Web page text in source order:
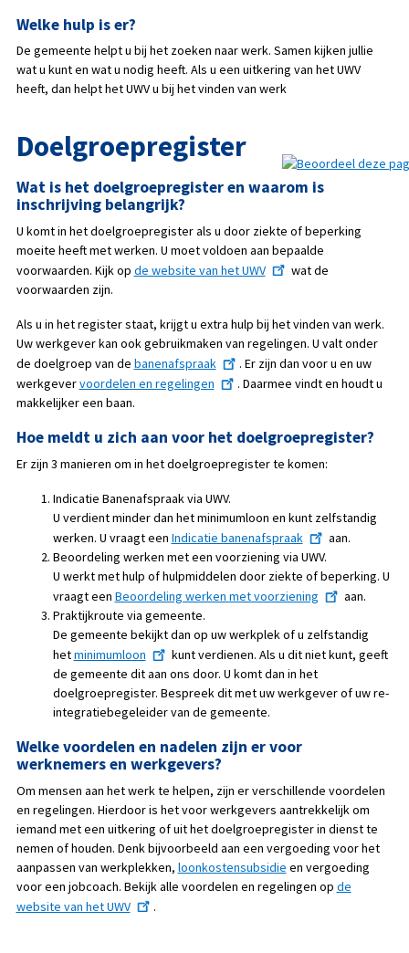
Welke hulp is er?
De gemeente helpt u bij het zoeken naar werk. Samen kijken jullie
wat u kunt en wat u nodig heeft. Als u een uitkering van het UWV
heeft, dan helpt het UWV u bij het vinden van werk
Doelgroepregister
Wat is het doelgroepregister en waarom is
inschrijving belangrijk?
U komt in het doelgroepregister als u door ziekte of beperking
moeite heeft met werken. U moet voldoen aan bepaalde
voorwaarden. Kijk op de website van het UWV
wat de
voorwaarden zijn.
Als u in het register staat, krijgt u extra hulp bij het vinden van werk.
Uw werkgever kan ook gebruikmaken van regelingen. U valt onder
de doelgroep van de banenafspraak
. Er zijn dan voor u en uw
werkgevervoordelen en regelingen
. Daarmee vindt en houdt u
makkelijker een baan.
Hoe meldt u zich aan voor het doelgroepregister?
Er zijn 3 manieren om in het doelgroepregister te komen:
Indicatie Banenafspraak via UWV.
U verdient minder dan het minimumloon en kunt zelfstandig
werken. U vraagt een Indicatie banenafspraak
aan.
Beoordeling werken met een voorziening via UWV.
U werkt met hulp of hulpmiddelen door ziekte of beperking. U
vraagt een Beoordeling werken met voorziening
aan.
Praktijkroute via gemeente.
De gemeente bekijkt dan op uw werkplek of u zelfstandig
hetminimumloon
kunt verdienen. Als u dit niet kunt, geeft
de gemeente dit aan ons door. U komt dan in het
doelgroepregister. Bespreek dit met uw werkgever of uw re-
integratiebegeleider van de gemeente.
Welke voordelen en nadelen zijn er voor
werknemers en werkgevers?
Om mensen aan het werk te helpen, zijn er verschillende voordelen
en regelingen. Hierdoor is het voor werkgevers aantrekkelijk om
iemand met een uitkering of uit het doelgroepregister in dienst te
nemen of houden. Denk bijvoorbeeld aan een vergoeding voor het
aanpassen van werkplekken, loonkostensubsidie en vergoeding
voor een jobcoach. Bekijk alle voordelen en regelingen op de
website van het UWV
.